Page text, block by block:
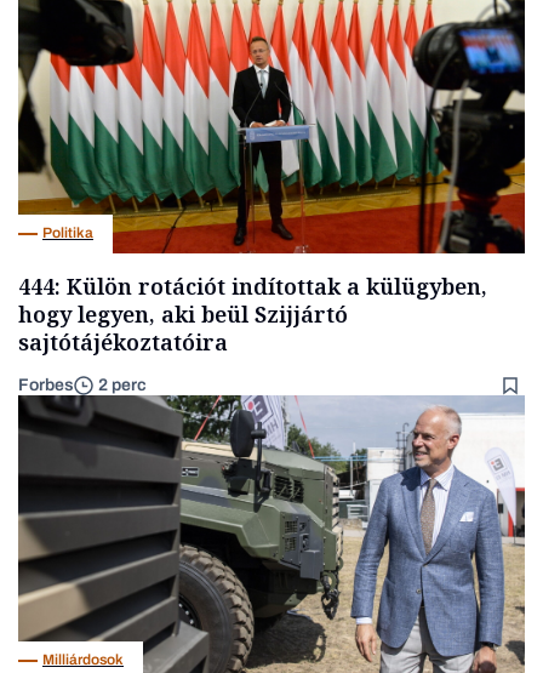
Politika
444: Külön rotációt indítottak a külügyben,
hogy legyen, aki beül Szijjártó
sajtótájékoztatóira
Forbes 2 perc
Milliárdosok